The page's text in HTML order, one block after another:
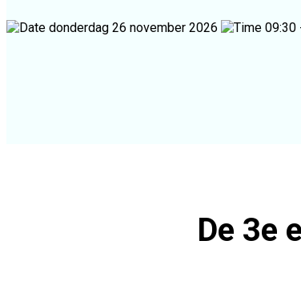
donderdag 26 november 2026 09:30
De 3e